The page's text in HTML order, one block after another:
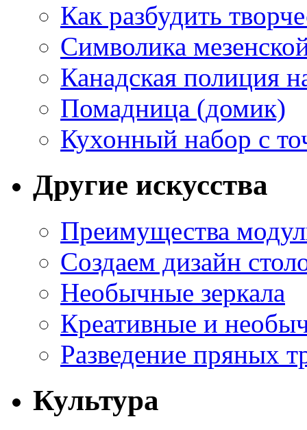
Как разбудить
Символика
Канадская полиция
Помадница (домик)
Кухонный набор с
Другие искусства
Преимущества
Создаем дизайн
Необычные зеркала
Креативные и
Разведение пряных
Культура